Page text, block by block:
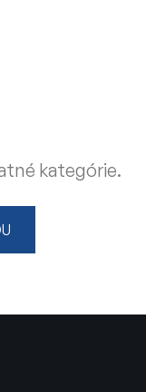
kategórie.